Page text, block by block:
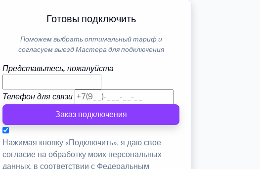
Готовы подключить
Поможем выбрать оптимальный тариф и
согласуем выезд Мастера для подключения
Представьтесь, пожалуйста
Телефон для связи
Заказ подключения
Нажимая кнопку «Подключить», я даю свое
согласие на обработку моих персональных
данных, в соответствии с Федеральным